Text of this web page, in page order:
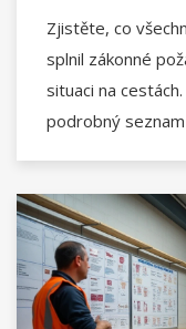
Zjistěte, co
splnil zákonné
situaci na
podrobný
souvisejících s